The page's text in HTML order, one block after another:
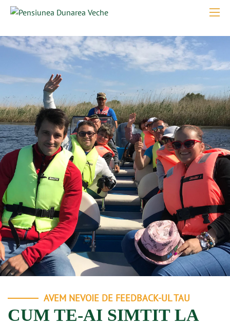
AVEM NEVOIE DE FEEDBACK-UL TAU
CUM TE-AI SIMTIT LA